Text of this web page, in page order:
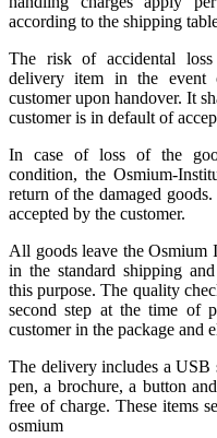
according to the shipping
The risk of accidental
delivery item in the event
customer upon handover. It
customer is in default of
In case of loss of the
condition, the Osmium-
return of the damaged
accepted by the customer.
All goods leave the Osmium
in the standard shipping
this purpose. The quality
second step at the time of
customer in the package and
The delivery includes a
pen, a brochure, a button
free of charge. These items
osmium